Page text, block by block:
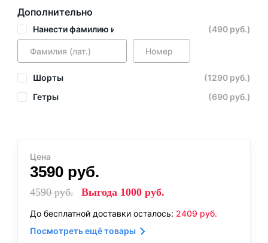
Дополнительно
Нанести фамилию и номер (490 руб.)
Шорты
(1290 руб.)
Гетры
(690 руб.)
Цена
3590 руб.
4590руб. Выгода 1000 руб.
До бесплатной доставки осталось: 2409 руб.
Посмотреть ещё товары